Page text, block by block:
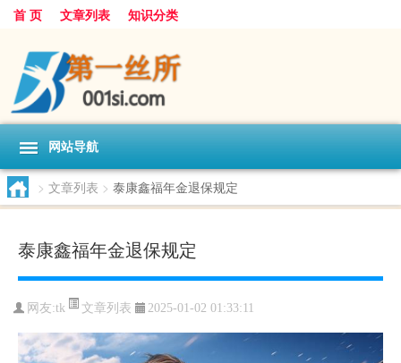
首 页 文章列表 知识分类
网站导航
> 文章列表 > 泰康鑫福年金退保规定
泰康鑫福年金退保规定
网友:tk 文章列表 2025-01-02 01:33:11